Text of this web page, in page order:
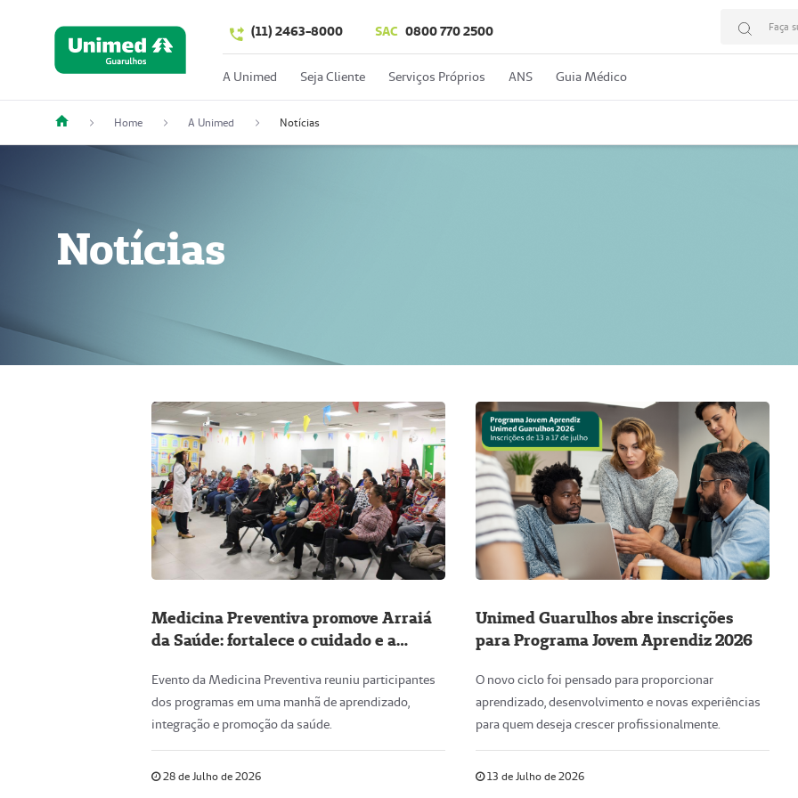
(11) 2463-8000 SAC 0800 770 2500 Faça
A Unimed Seja Cliente Serviços Próprios ANS Guia Médico
Home A Unimed Notícias
Notícias
Medicina Preventiva promove Arraiá
da Saúde: fortalece o cuidado e a
Evento da Medicina Preventiva reuniu participantes
dos programas em uma manhã de aprendizado,
integração e promoção da saúde.
28 de Julho de 2026
Unimed Guarulhos abre inscrições
para Programa Jovem Aprendiz 2026
O novo ciclo foi pensado para proporcionar
aprendizado, desenvolvimento e novas experiências
para quem deseja crescer profissionalmente.
13 de Julho de 2026